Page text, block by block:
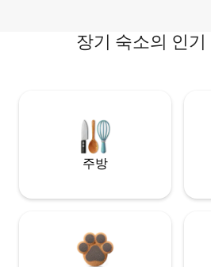
장기 숙소의 인기
주방